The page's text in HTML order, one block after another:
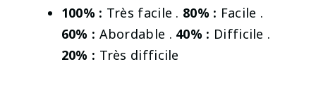
100% : Très facile . 80% : Facile .
60% : Abordable . 40% : Difficile .
20% : Très difficile